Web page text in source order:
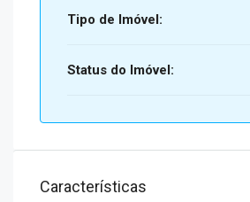
Tipo de Imóvel:
Status do Imóvel:
Características